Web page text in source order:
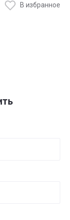
В избранное